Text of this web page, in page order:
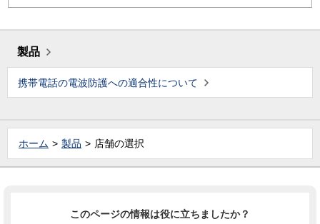
製品
携帯電話の電波防護への適合性について
ホーム 製品 店舗の選択
このページの情報は役に立ちましたか？